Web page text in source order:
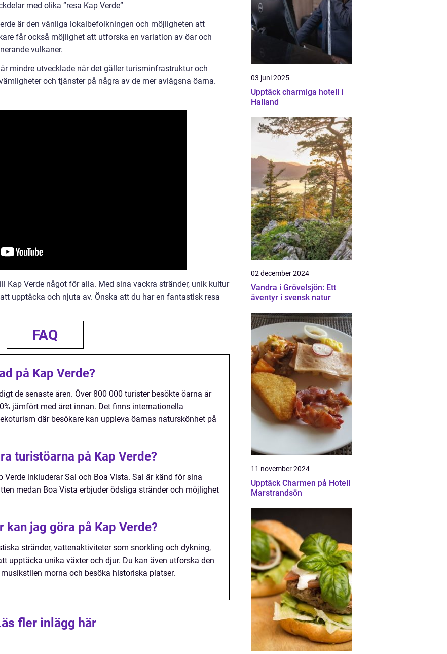
med olika ”resa Kap Verde”
är den vänliga lokalbefolkningen och möjligheten att
får också möjlighet att utforska en variation av öar och
vulkaner.
mindre utvecklade när det gäller turisminfrastruktur och
och tjänster på några av de mer avlägsna öarna.
Kap Verde något för alla. Med sina vackra stränder, unik kultur
upptäcka och njuta av. Önska att du har en fantastisk resa
FAQ
på Kap Verde?
de senaste åren. Över 800 000 turister besökte öarna år
jämfört med året innan. Det finns internationella
där besökare kan uppleva öarnas naturskönhet på
turistöarna på Kap Verde?
Verde inkluderar Sal och Boa Vista. Sal är känd för sina
medan Boa Vista erbjuder ödsliga stränder och möjlighet
jag göra på Kap Verde?
stränder, vattenaktiviteter som snorkling och dykning,
upptäcka unika växter och djur. Du kan även utforska den
morna och besöka historiska platser.
fler inlägg här
03 juni 2025
Upptäck charmiga hotell i
Halland
02 december 2024
Vandra i Grövelsjön: Ett
äventyr i svensk natur
11 november 2024
Upptäck Charmen på Hotell
Marstrandsön